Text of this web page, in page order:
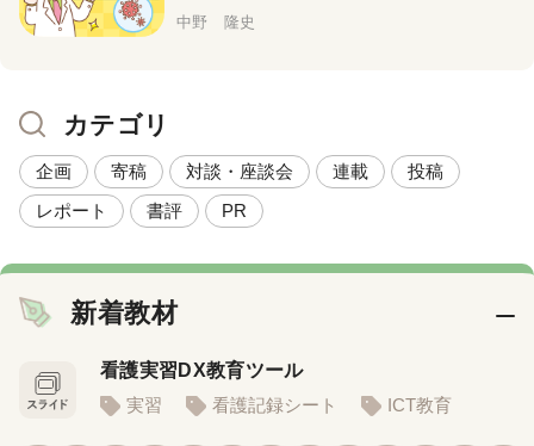
中野 隆史
カテゴリ
企画 寄稿 対談・座談会 連載
投稿
レポート
書評 PR
新着教材
看護実習DX教育ツール
実習
看護記録シート ICT教育